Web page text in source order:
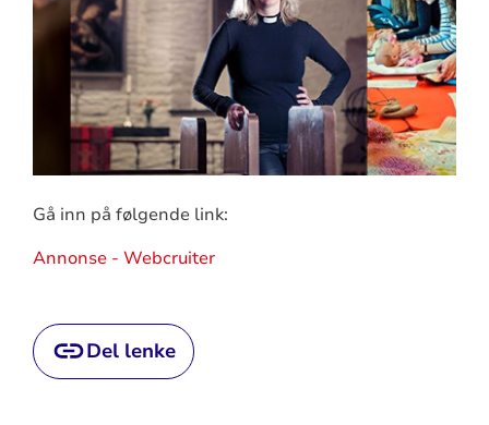
Gå inn på følgende link:
Annonse - Webcruiter
Del lenke